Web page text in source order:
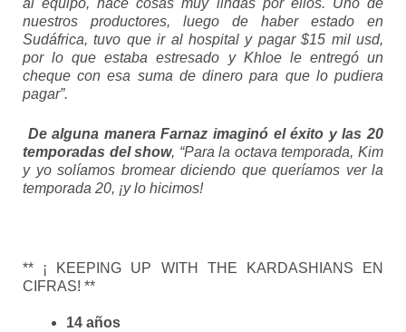
al equipo, hace cosas muy lindas por ellos. Uno de
nuestros productores, luego de haber estado en
Sudáfrica, tuvo que ir al hospital y pagar $15 mil usd,
por lo que estaba estresado y Khloe le entregó un
cheque con esa suma de dinero para que lo pudiera
pagar”.
De alguna manera Farnaz imaginó el éxito y las 20
temporadas del show, “Para la octava temporada, Kim
y yo solíamos bromear diciendo que queríamos ver la
temporada 20, ¡y lo hicimos!
** ¡ KEEPING UP WITH THE KARDASHIANS EN
CIFRAS! **
14 años